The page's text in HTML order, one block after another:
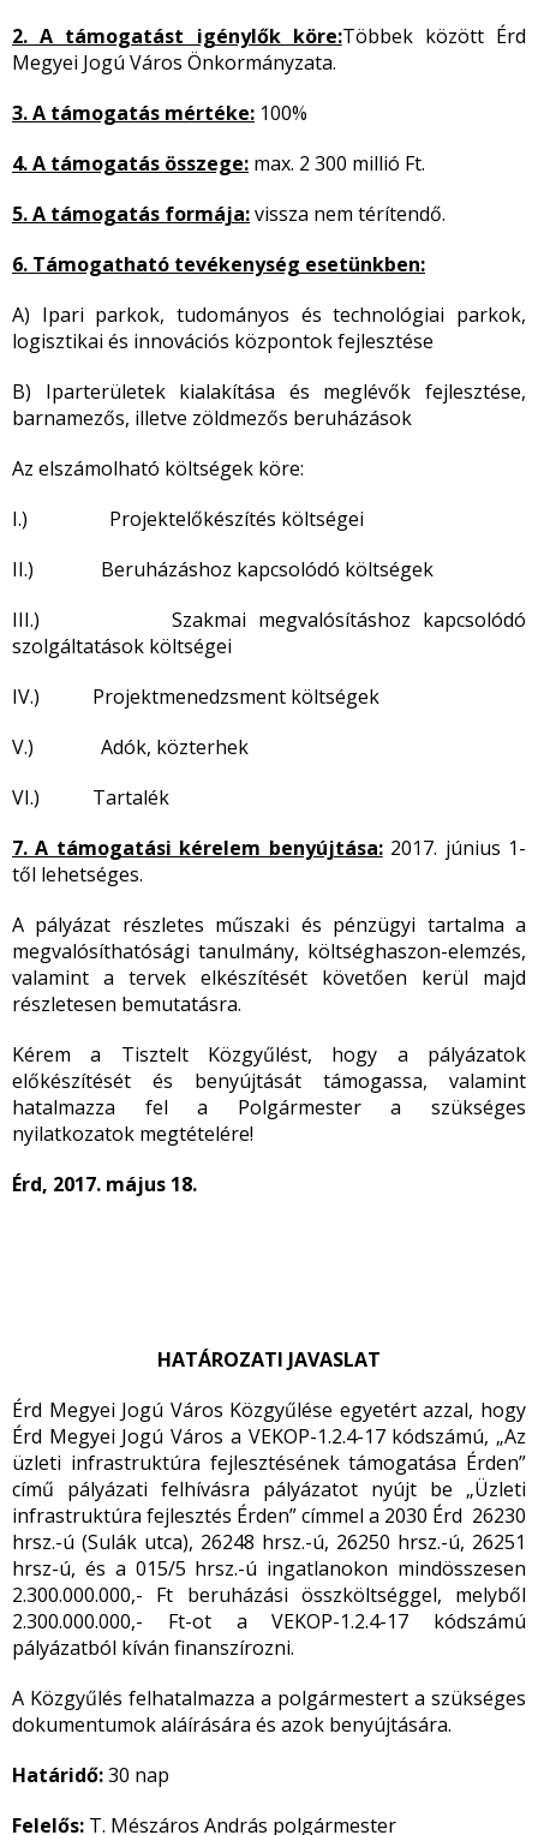
2. A támogatást igénylők köre:Többek között Érd
Megyei Jogú Város Önkormányzata.
3. A támogatás mértéke: 100%
4. A támogatás összege: max. 2 300 millió Ft.
5. A támogatás formája:vissza nem térítendő.
6. Támogatható tevékenység esetünkben:
A) Ipari parkok, tudományos és technológiai parkok,
logisztikai és innovációs központok fejlesztése
B) Iparterületek kialakítása és meglévők fejlesztése,
barnamezős, illetve zöldmezős beruházások
Az elszámolható költségek köre:
I.) Projektelőkészítés költségei
II.) Beruházáshoz kapcsolódó költségek
III.) Szakmai megvalósításhoz kapcsolódó
szolgáltatások költségei
IV.) Projektmenedzsment költségek
V.) Adók, közterhek
VI.) Tartalék
7. A támogatási kérelem benyújtása:2017. június 1-
től lehetséges.
A pályázat részletes műszaki és pénzügyi tartalma a
megvalósíthatósági tanulmány, költséghaszon-elemzés,
valamint a tervek elkészítését követően kerül majd
részletesen bemutatásra.
Kérem a Tisztelt Közgyűlést, hogy a pályázatok
előkészítését és benyújtását támogassa, valamint
hatalmazza fel a Polgármester a szükséges
nyilatkozatok megtételére!
Érd, 2017. május 18.
HATÁROZATI JAVASLAT
Érd Megyei Jogú Város Közgyűlése egyetért azzal, hogy
Érd Megyei Jogú Város a VEKOP-1.2.4-17 kódszámú, „Az
üzleti infrastruktúra fejlesztésének támogatása Érden”
című pályázati felhívásra pályázatot nyújt be „Üzleti
infrastruktúra fejlesztés Érden” címmel a 2030 Érd 26230
hrsz.-ú (Sulák utca), 26248 hrsz.-ú, 26250 hrsz.-ú, 26251
hrsz-ú, és a 015/5 hrsz.-ú ingatlanokon mindösszesen
2.300.000.000,- Ft beruházási összköltséggel, melyből
2.300.000.000,- Ft-ot a VEKOP-1.2.4-17 kódszámú
pályázatból kíván finanszírozni.
A Közgyűlés felhatalmazza a polgármestert a szükséges
dokumentumok aláírására és azok benyújtására.
Határidő:30 nap
Felelős: T. Mészáros András polgármester